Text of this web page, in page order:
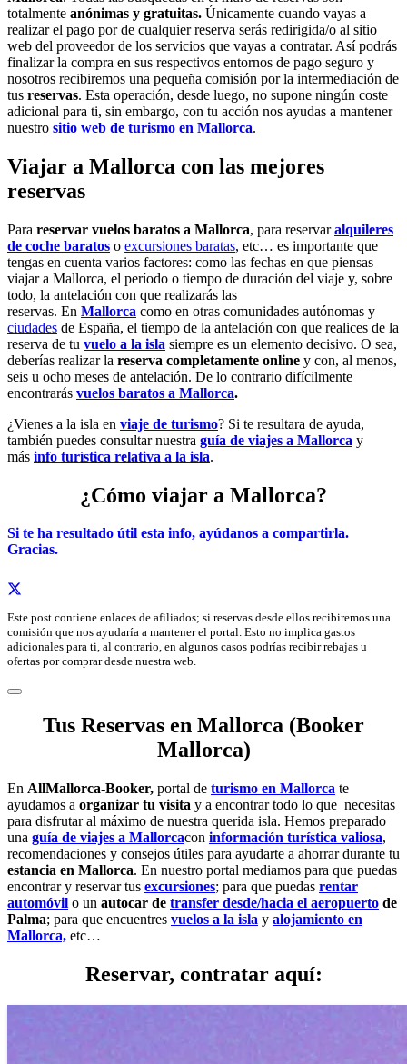
totalmente anónimas y gratuitas. Únicamente cuando vayas a
realizar el pago por de cualquier reserva serás redirigida/o al sitio
web del proveedor de los servicios que vayas a contratar. Así podrás
finalizar la compra en sus respectivos entornos de pago seguro y
nosotros recibiremos una pequeña comisión por la intermediación de
tus reservas. Esta operación, desde luego, no supone ningún coste
adicional para ti, sin embargo, con tu acción nos ayudas a mantener
nuestro sitio web de turismo en Mallorca.
Viajar a Mallorca con las mejores
reservas
Para reservar vuelos baratos a Mallorca, para reservaralquileres
de coche baratos o excursiones baratas, etc… es importante que
tengas en cuenta varios factores: como las fechas en que piensas
viajar a Mallorca, el período o tiempo de duración del viaje y, sobre
todo, la antelación con que realizarás las
reservas. En Mallorca como en otras comunidades autónomas y
ciudades de España, el tiempo de la antelación con que realices de la
reserva de tu vuelo a la isla siempre es un elemento decisivo. O sea,
deberías realizar la reserva completamente online y con, al menos,
seis u ocho meses de antelación. De lo contrario difícilmente
encontrarás vuelos baratos a Mallorca.
¿Vienes a la isla en viaje de turismo? Si te resultara de ayuda,
también puedes consultar nuestra guía de viajes a Mallorca y
más info turística relativa a la isla.
¿Cómo viajar a Mallorca?
Si te ha resultado útil esta info, ayúdanos a compartirla.
Gracias.
Este post contiene enlaces de afiliados; si reservas desde ellos recibiremos una
comisión que nos ayudaría a mantener el portal. Esto no implica gastos
adicionales para ti, al contrario, en algunos casos podrías recibir rebajas u
ofertas por comprar desde nuestra web.
Tus Reservas en Mallorca (Booker
Mallorca)
En AllMallorca-Booker, portal de turismo en Mallorca te
ayudamos a organizar tu visita y a encontrar todo lo que necesitas
para disfrutar al máximo de nuestra querida isla. Hemos preparado
una guía de viajes a Mallorcacon información turística valiosa,
recomendaciones y consejos útiles para ayudarte a ahorrar durante tu
estancia en Mallorca. En nuestro portal mediamos para que puedas
encontrar y reservar tus excursiones; para que puedas rentar
automóvil o un autocar de transfer desde/hacia el aeropuerto de
Palma; para que encuentres vuelos a la isla y alojamiento en
Mallorca, etc…
Reservar, contratar aquí: